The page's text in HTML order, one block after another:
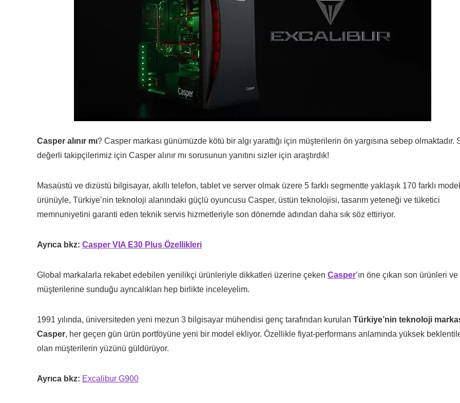
Casper alınır mı? Casper markası günümüzde kötü bir algı yarattığı için müşterilerin ön yargısına sebep olmaktadır.
değerli takipçilerimiz için Casper alınır mı sorusunun yanıtını sizler için araştırdık!
Masaüstü ve dizüstü bilgisayar, akıllı telefon, tablet ve server olmak üzere 5 farklı segmentte yaklaşık 170 farklı model
ürünüyle, Türkiye’nin teknoloji alanındaki güçlü oyuncusu Casper, üstün teknolojisi, tasarım yeteneği ve tüketici
memnuniyetini garanti eden teknik servis hizmetleriyle son dönemde adından daha sık söz ettiriyor.
Ayrıca bkz: Casper VIA E30 Plus Özellikleri
Global markalarla rekabet edebilen yenilikçi ürünleriyle dikkatleri üzerine çeken Casper’ın öne çıkan son ürünleri ve
müşterilerine sunduğu ayrıcalıkları hep birlikte inceleyelim.
1991 yılında, üniversiteden yeni mezun 3 bilgisayar mühendisi genç tarafından kurulan Türkiye’nin teknoloji
Casper, her geçen gün ürün portföyüne yeni bir model ekliyor. Özellikle fiyat-performans anlamında yüksek
olan müşterilerin yüzünü güldürüyor.
Ayrıca bkz: Excalibur G900